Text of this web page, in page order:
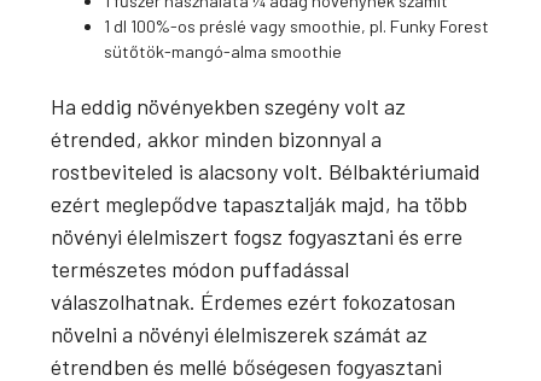
1 dl 100%-os préslé vagy smoothie, pl. Funky Forest
sütőtök-mangó-alma smoothie
Ha eddig növényekben szegény volt az
étrended, akkor minden bizonnyal a
rostbeviteled is alacsony volt. Bélbaktériumaid
ezért meglepődve tapasztalják majd, ha több
növényi élelmiszert fogsz fogyasztani és erre
természetes módon puffadással
válaszolhatnak. Érdemes ezért fokozatosan
növelni a növényi élelmiszerek számát az
étrendben és mellé bőségesen fogyasztani